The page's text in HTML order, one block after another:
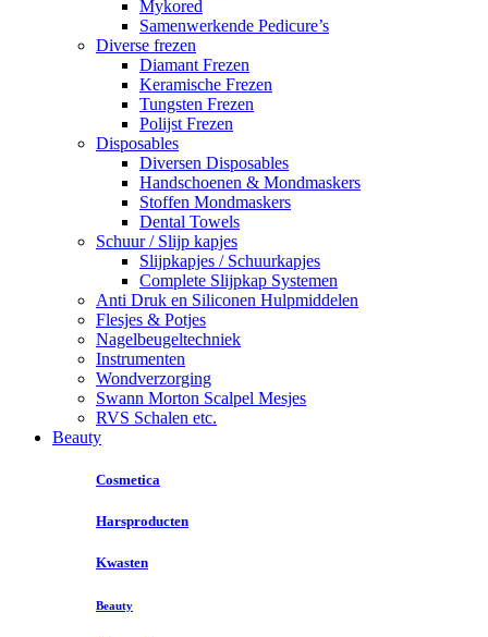
Mykored
Samenwerkende Pedicure’s
Diverse frezen
Diamant Frezen
Keramische Frezen
Tungsten Frezen
Polijst Frezen
Disposables
Diversen Disposables
Handschoenen & Mondmaskers
Stoffen Mondmaskers
Dental Towels
Schuur / Slijp kapjes
Slijpkapjes / Schuurkapjes
Complete Slijpkap Systemen
Anti Druk en Siliconen Hulpmiddelen
Flesjes & Potjes
Nagelbeugeltechniek
Instrumenten
Wondverzorging
Swann Morton Scalpel Mesjes
RVS Schalen etc.
Beauty
Cosmetica
Harsproducten
Kwasten
Beauty